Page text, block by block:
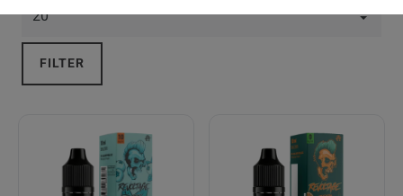
FILTER